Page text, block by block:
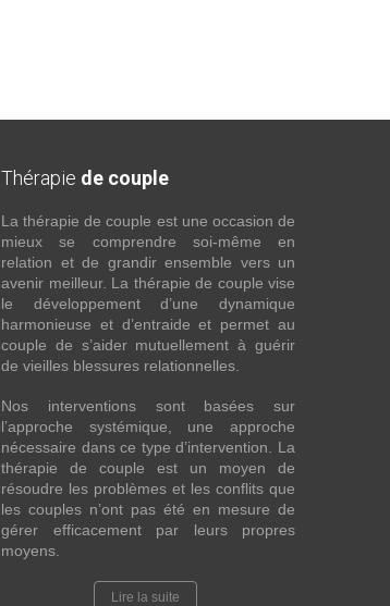
Thérapie de couple
La thérapie de couple est une occasion de
mieux se comprendre soi-même en
relation et de grandir ensemble vers un
avenir meilleur. La thérapie de couple vise
le développement d’une dynamique
harmonieuse et d’entraide et permet au
couple de s’aider mutuellement à guérir
de vieilles blessures relationnelles.
Nos interventions sont basées sur
l’approche systémique, une approche
nécessaire dans ce type d’intervention. La
thérapie de couple est un moyen de
résoudre les problèmes et les conflits que
les couples n’ont pas été en mesure de
gérer efficacement par leurs propres
moyens.
Lire la suite